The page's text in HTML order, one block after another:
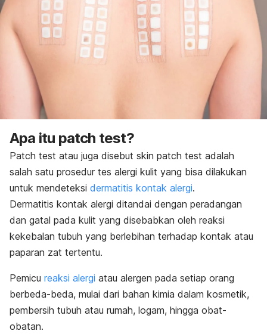
Apa itu patch test?
Patch test atau juga disebut skin patch test adalah
salah satu prosedur tes alergi kulit yang bisa dilakukan
untuk mendeteksi dermatitis kontak alergi.
Dermatitis kontak alergi ditandai dengan peradangan
dan gatal pada kulit yang disebabkan oleh reaksi
kekebalan tubuh yang berlebihan terhadap kontak atau
paparan zat tertentu.
Pemicu reaksi alergi atau alergen pada setiap orang
berbeda-beda, mulai dari bahan kimia dalam kosmetik,
pembersih tubuh atau rumah, logam, hingga obat-
obatan.